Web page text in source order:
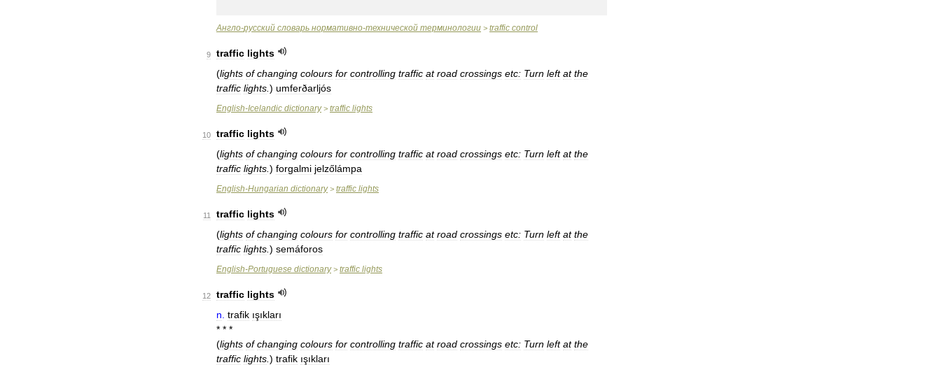
Англо-русский словарь нормативно-технической терминологии > traffic control
9 traffic lights
(lights of changing colours for controlling traffic at road crossings etc: Turn left at the
traffic lights ) umferðarljós
English-Icelandic dictionary> traffic lights
10 traffic lights
(lights of changing colours for controlling traffic at road crossings etc: Turn left at the
traffic lights ) forgalmi jelzőlámpa
English-Hungarian dictionary> traffic lights
11 traffic lights
(lights of changing colours for controlling traffic at road crossings etc: Turn left at the
traffic lights ) semáforos
English-Portuguese dictionary> traffic lights
12 traffic lights
n trafik ışıkları
* * *
(lights of changing colours for controlling traffic at road crossings etc: Turn left at the
traffic lights ) trafik ışıkları